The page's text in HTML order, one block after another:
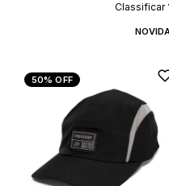
Classificar
50%OFF